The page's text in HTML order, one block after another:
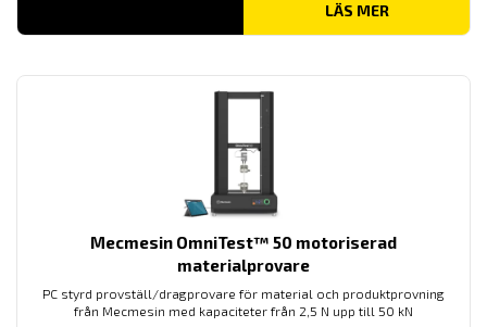
LÄS MER
Mecmesin OmniTest™ 50 motoriserad
materialprovare
PC styrd provställ/dragprovare för material och produktprovning
från Mecmesin med kapaciteter från 2,5 N upp till 50 kN